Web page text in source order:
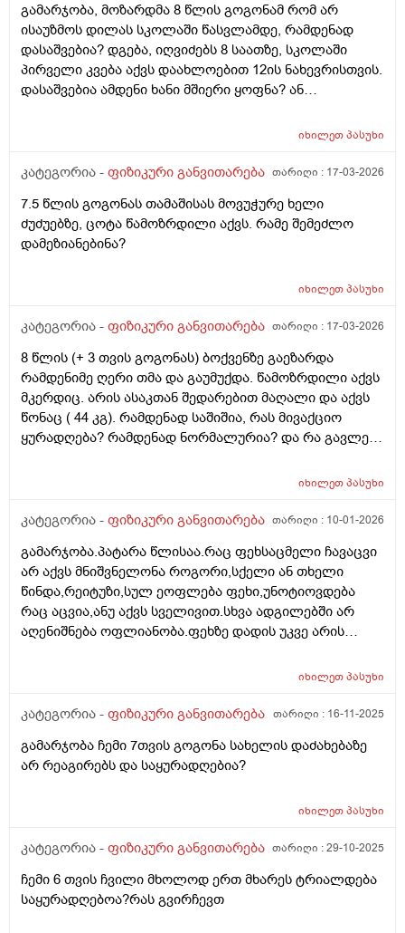
გამარჯობა, მოზარდმა 8 წლის გოგონამ რომ არ
ისაუზმოს დილას სკოლაში წასვლამდე, რამდენად
დასაშვებია? დგება, იღვიძებს 8 საათზე, სკოლაში
პირველი კვება აქვს დაახლოებით 12ის ნახევრისთვის.
დასაშვებია ამდენი ხანი მშიერი ყოფნა? ან
სკოლას იწყებს 9 საათზე. თან არ შია ხოლმე ამ დროს.
იხილეთპასუხი
კატეგორია - ფიზიკური განვითარება თარიღი : 17-03-2026
7.5 წლის გოგონას თამაშისას მოვუჭურე ხელი
ძუძუებზე, ცოტა წამოზრდილი აქვს. რამე შემეძლო
დამეზიანებინა?
იხილეთპასუხი
კატეგორია - ფიზიკური განვითარება თარიღი : 17-03-2026
8 წლის (+ 3 თვის გოგონას) ბოქვენზე გაეზარდა
რამდენიმე ღერი თმა და გაუმუქდა. წამოზრდილი აქვს
მკერდიც. არის ასაკთან შედარებით მაღალი და აქვს
წონაც ( 44 კგ). რამდენად საშიშია, რას მივაქციო
ყურადღება? რამდენად ნორმალურია? და რა გავლენა
იხილეთპასუხი
კატეგორია - ფიზიკური განვითარება თარიღი : 10-01-2026
გამარჯობა.პატარა წლისაა.რაც ფეხსაცმელი ჩავაცვი
არ აქვს მნიშვნელონა როგორი,სქელი ან თხელი
წინდა,რეიტუზი,სულ ეოფლება ფეხი,უნოტიოვდება
რაც აცვია,ანუ აქვს სველივით.სხვა ადგილებში არ
აღენიშნება ოფლიანობა.ფეხზე დადის უკვე არის
იხილეთპასუხი
კატეგორია - ფიზიკური განვითარება თარიღი : 16-11-2025
გამარჯობა ჩემი 7თვის გოგონა სახელის დაძახებაზე
არ რეაგირებს და საყურადღებია?
იხილეთპასუხი
კატეგორია - ფიზიკური განვითარება თარიღი :29-10-2025
ჩემი 6 თვის ჩვილი მხოლოდ ერთ მხარეს ტრიალდება
საყურადღებოა?რას გვირჩევთ